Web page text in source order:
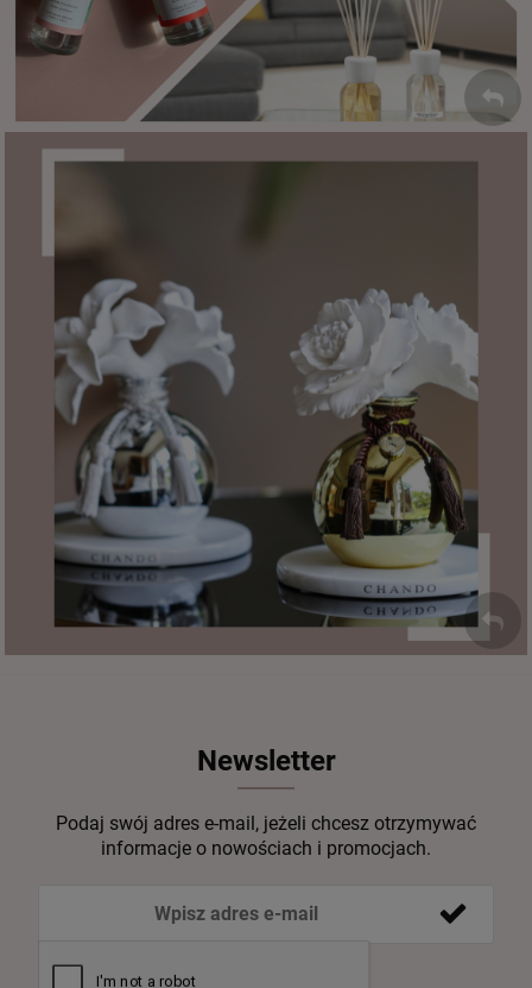
Newsletter
Podaj swój adres e-mail, jeżeli chcesz otrzymywać
informacje o nowościach i promocjach.